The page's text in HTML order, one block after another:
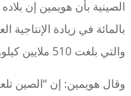
بالمائة في زيادة الإنتاجية
والتي بلغت 510 ملايين كيلوواط عام 2023.
وقال هويمين: إن “الصين